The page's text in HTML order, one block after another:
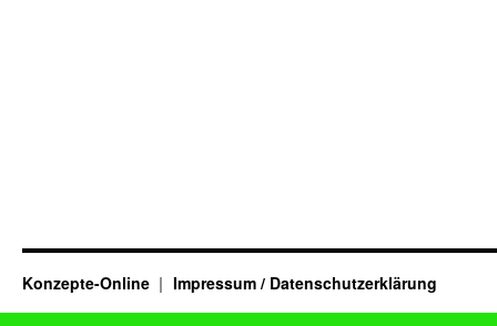
Konzepte-Online Impressum / Datenschutzerklärung